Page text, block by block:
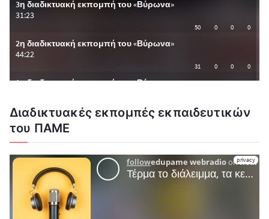
Διαδικτυακές εκπομπές εκπαιδευτικών
του ΠΑΜΕ